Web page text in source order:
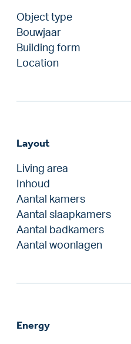
Object type
Bouwjaar
Building form
Location
Layout
Living area
Inhoud
Aantal kamers
Aantal slaapkamers
Aantal badkamers
Aantal woonlagen
Energy